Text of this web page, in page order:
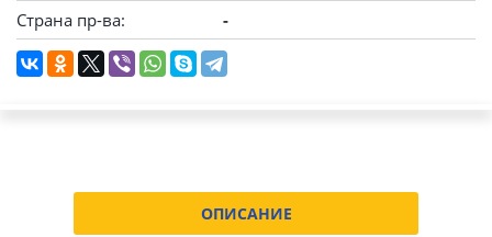
Страна пр-ва:
-
ОПИСАНИЕ